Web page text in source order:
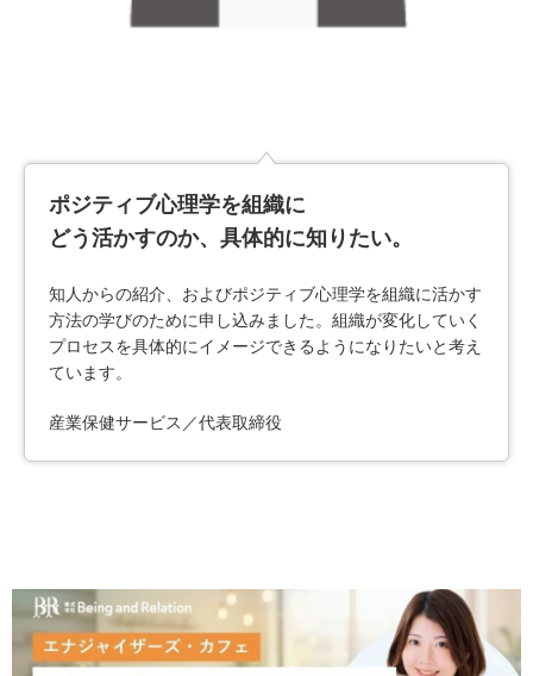
ポジティブ心理学を組織に
どう活かすのか、 具体的に知りたい。
知人からの紹介、およびポジティブ心理学を組織に活かす
方法の学びのために申し込みました。組織が変化していく
プロセスを具体的にイメージできるようになりたいと考え
ています。
産業保健サービス／代表取締役